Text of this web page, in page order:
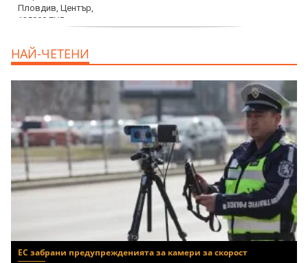
НАЙ-ЧЕТЕНИ
ЕС забрани предупрежденията за камери за скорост